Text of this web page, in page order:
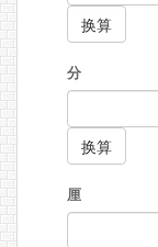
分
厘